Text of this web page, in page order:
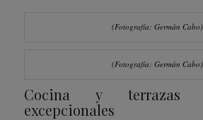
(Fotografía: Germán Cabo).
(Fotografía: Germán Cabo).
Cocina y terrazas
excepcionales